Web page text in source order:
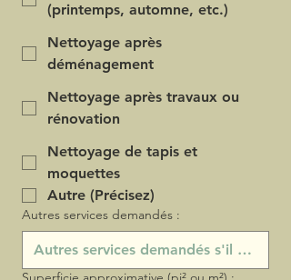
(printemps, automne, etc.)
Nettoyage après
déménagement
Nettoyage après travaux ou
rénovation
Nettoyage de tapis et
moquettes
Autre (Précisez)
Autres services demandés :